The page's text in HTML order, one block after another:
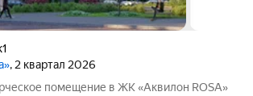
, 2 квартал 2026
помещение в ЖК «Аквилон ROSA»